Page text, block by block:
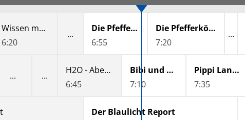
Wissen macht Ah! - Beweg dein Ah!
6:20
Die Pfefferkörner
6:55
Die Pfefferkörner
7:20
H2O - Abenteuer Meerjungfrau
6:45
Bibi und Tina
7:10
Pippi Langstrumpf
7:35
Der Blaulicht Report